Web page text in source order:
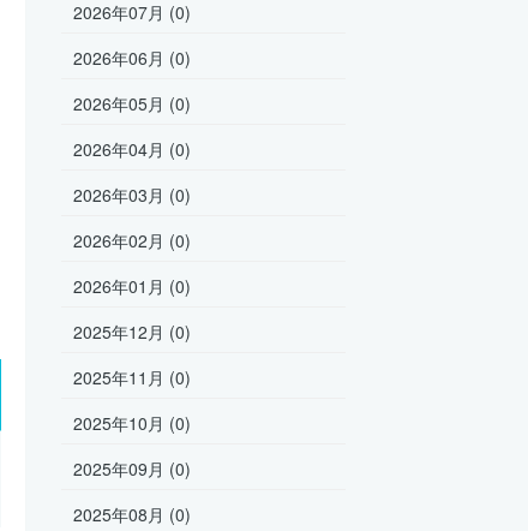
2026年07月 (0)
2026年06月 (0)
2026年05月 (0)
2026年04月 (0)
2026年03月 (0)
2026年02月 (0)
2026年01月 (0)
2025年12月 (0)
2025年11月 (0)
2025年10月 (0)
2025年09月 (0)
2025年08月 (0)